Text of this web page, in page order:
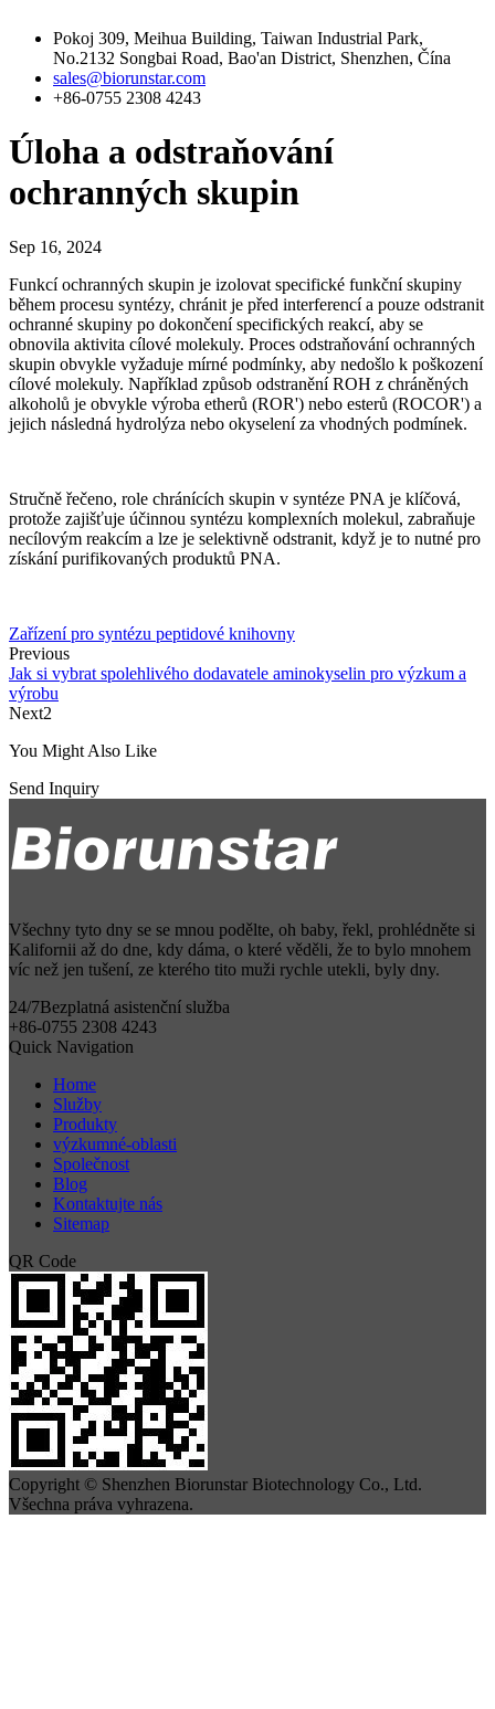
Pokoj 309, Meihua Building, Taiwan Industrial Park,
No.2132 Songbai Road, Bao'an District, Shenzhen, Čína
sales@biorunstar.com
+86-0755 2308 4243
Úloha a odstraňování
ochranných skupin
Sep 16, 2024
Funkcí ochranných skupin je izolovat specifické funkční skupiny
během procesu syntézy, chránit je před interferencí a pouze odstranit
ochranné skupiny po dokončení specifických reakcí, aby se
obnovila aktivita cílové molekuly. Proces odstraňování ochranných
skupin obvykle vyžaduje mírné podmínky, aby nedošlo k poškození
cílové molekuly. Například způsob odstranění ROH z chráněných
alkoholů je obvykle výroba etherů (ROR') nebo esterů (ROCOR') a
jejich následná hydrolýza nebo okyselení za vhodných podmínek.
Stručně řečeno, role chránících skupin v syntéze PNA je klíčová,
protože zajišťuje účinnou syntézu komplexních molekul, zabraňuje
necílovým reakcím a lze je selektivně odstranit, když je to nutné pro
získání purifikovaných produktů PNA.
Zařízení pro syntézu peptidové knihovny
Previous
Jak si vybrat spolehlivého dodavatele aminokyselin pro výzkum a
výrobu
Next2
You Might Also Like
Send Inquiry
Všechny tyto dny se se mnou podělte, oh baby, řekl, prohlédněte si
Kalifornii až do dne, kdy dáma, o které věděli, že to bylo mnohem
víc než jen tušení, ze kterého tito muži rychle utekli, byly dny.
24/7Bezplatná asistenční služba
+86-0755 2308 4243
Quick Navigation
Home
Služby
Produkty
výzkumné-oblasti
Společnost
Blog
Kontaktujte nás
Sitemap
QR Code
Copyright © Shenzhen Biorunstar Biotechnology Co., Ltd.
Všechna práva vyhrazena.